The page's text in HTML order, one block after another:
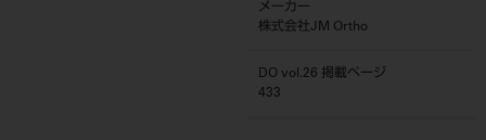
メーカー
株式会社JM Ortho
DO vol.26 掲載ページ
433